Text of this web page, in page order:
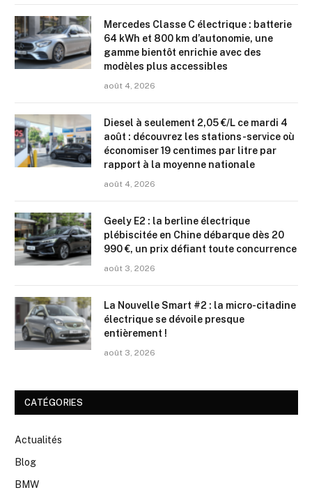
Mercedes Classe C électrique : batterie
64 kWh et 800 km d’autonomie, une
gamme bientôt enrichie avec des
modèles plus accessibles
août 4, 2026
Diesel à seulement 2,05 €/L ce mardi 4
août : découvrez les stations-service où
économiser 19 centimes par litre par
rapport à la moyenne nationale
août 4, 2026
Geely E2 : la berline électrique
plébiscitée en Chine débarque dès 20
990 €, un prix défiant toute concurrence
août 3, 2026
La Nouvelle Smart #2 : la micro-citadine
électrique se dévoile presque
entièrement !
août 3, 2026
CATÉGORIES
Actualités
Blog
BMW